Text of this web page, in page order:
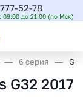
52-78
09:00 до 21:00 (по Мск)
6 серия
G32 2017